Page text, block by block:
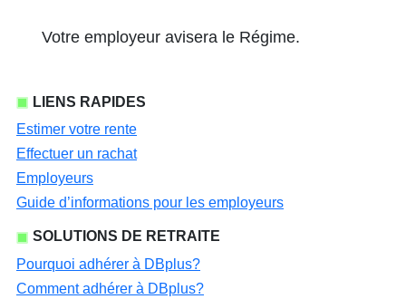
Votre employeur avisera le Régime.
LIENS RAPIDES
Estimer votre rente
Effectuer un rachat
Employeurs
Guide d’informations pour les employeurs
SOLUTIONS DE RETRAITE
Pourquoi adhérer à DBplus?
Comment adhérer à DBplus?